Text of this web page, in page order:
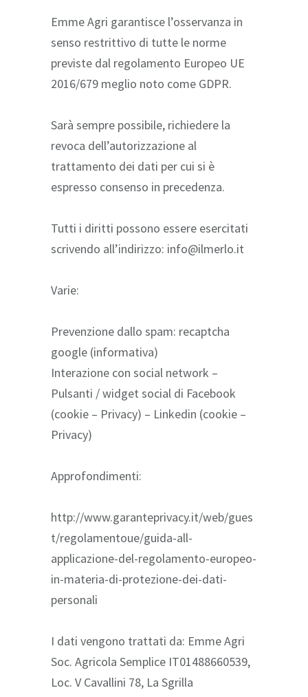
Emme Agri garantisce l’osservanza in
senso restrittivo di tutte le norme
previste dal regolamento Europeo UE
2016/679 meglio noto come GDPR.
Sarà sempre possibile, richiedere la
revoca dell’autorizzazione al
trattamento dei dati per cui si è
espresso consenso in precedenza.
Tutti i diritti possono essere esercitati
scrivendo all’indirizzo: info@ilmerlo.it
Varie:
Prevenzione dallo spam: recaptcha
google (informativa)
Interazione con social network –
Pulsanti / widget social di Facebook
(cookie – Privacy) – Linkedin (cookie –
Privacy)
Approfondimenti:
http://www.garanteprivacy.it/web/gues
t/regolamentoue/guida-all-
applicazione-del-regolamento-europeo-
in-materia-di-protezione-dei-dati-
personali
I dati vengono trattati da: Emme Agri
Soc. Agricola Semplice IT01488660539,
Loc. V Cavallini 78, La Sgrilla